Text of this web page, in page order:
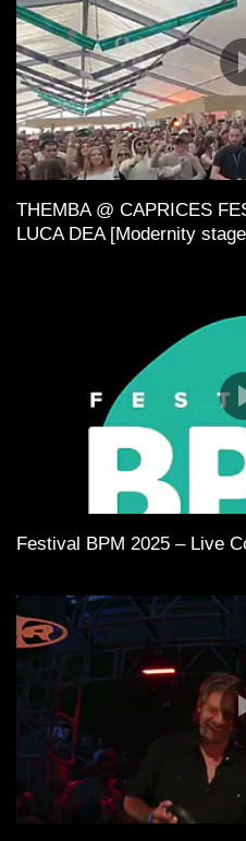
THEMBA @ CAPRICES
LUCA DEA [Modernity
Festival BPM 2025 – Live